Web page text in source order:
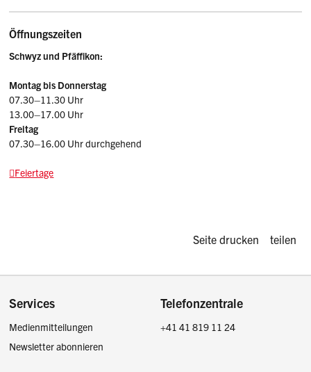
Öffnungszeiten
Schwyz und Pfäffikon:
Montag bis Donnerstag
07.30–11.30 Uhr
13.00–17.00 Uhr
Freitag
07.30–16.00 Uhr durchgehend
Feiertage
Diese Seite
Seite drucken teilen
Footer
Services
Medienmitteilungen
Newsletter abonnieren
Telefonzentrale
+41 41 819 11 24